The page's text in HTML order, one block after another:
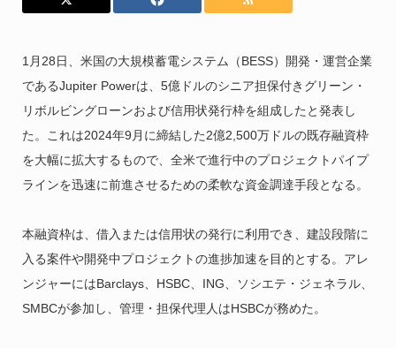
1月28日、米国の大規模蓄電システム（BESS）開発・運営企業
であるJupiter Powerは、5億ドルのシニア担保付きグリーン・
リボルビングローンおよび信用状発行枠を組成したと発表し
た。これは2024年9月に締結した2億2,500万ドルの既存融資枠
を大幅に拡大するもので、全米で進行中のプロジェクトパイプ
ラインを迅速に前進させるための柔軟な資金調達手段となる。
本融資枠は、借入または信用状の発行に利用でき、建設段階に
入る案件や開発中プロジェクトの進捗加速を目的とする。アレ
ンジャーにはBarclays、HSBC、ING、ソシエテ・ジェネラル、
SMBCが参加し、管理・担保代理人はHSBCが務めた。